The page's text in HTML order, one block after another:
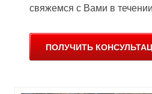
свяжемся с Вами в
ПОЛУЧИТЬ